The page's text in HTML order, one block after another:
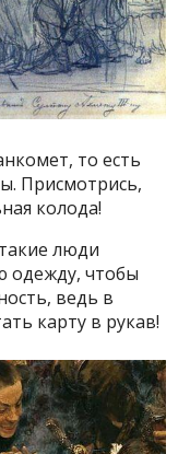
то есть
Присмотрись,
колода!
люди
одежду, чтобы
ведь в
карту в рукав!